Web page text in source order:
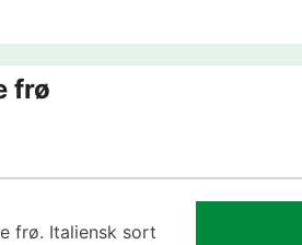
frø
frø. Italiensk sort